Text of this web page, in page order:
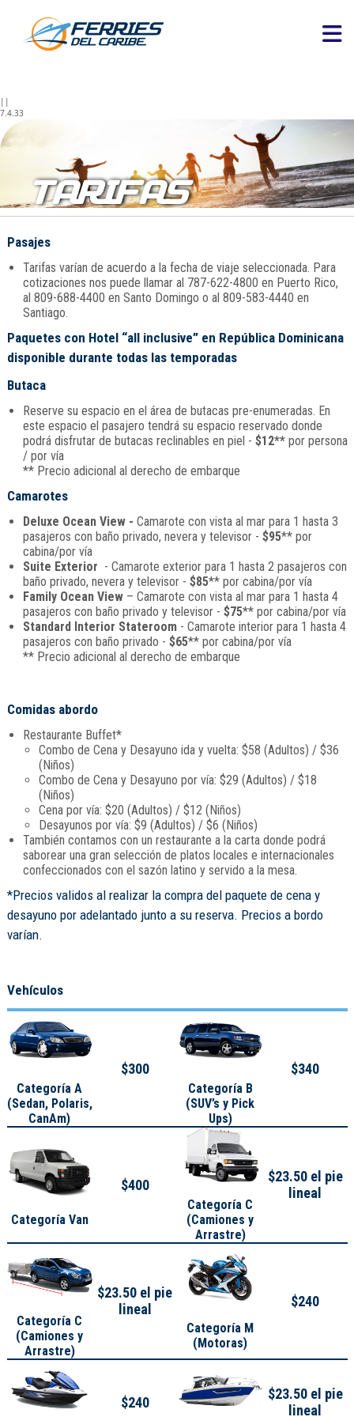
||
7.4.33
TARIFAS
Pasajes
Tarifas varían de acuerdo a la fecha de viaje seleccionada. Para
cotizaciones nos puede llamar al 787-622-4800 en Puerto Rico,
al 809-688-4400 en Santo Domingo o al 809-583-4440 en
Santiago.
Paquetes con Hotel “all inclusive” en República Dominicana
disponible durante todas las temporadas
Butaca
Reserve su espacio en el área de butacas pre-enumeradas. En
este espacio el pasajero tendrá su espacio reservado donde
podrá disfrutar de butacas reclinables en piel - $12**por persona
/ por vía
** Precio adicional al derecho de embarque
Camarotes
Deluxe Ocean View - Camarote con vista al mar para 1 hasta 3
pasajeros con baño privado, nevera y televisor - $95** por
cabina/por vía
Suite Exterior - Camarote exterior para 1 hasta 2 pasajeros con
baño privado, nevera y televisor - $85** por cabina/por vía
Family Ocean View– Camarote con vista al mar para 1 hasta 4
pasajeros con baño privado y televisor - $75** por cabina/por vía
Standard Interior Stateroom- Camarote interior para 1 hasta 4
pasajeros con baño privado - $65** por cabina/por vía
** Precio adicional al derecho de embarque
Comidas abordo
Restaurante Buffet*
Combo de Cena y Desayuno ida y vuelta: $58 (Adultos) / $36
(Niños)
Combo de Cena y Desayuno por vía: $29 (Adultos) / $18
(Niños)
Cena por vía: $20 (Adultos) / $12 (Niños)
Desayunos por vía: $9 (Adultos) / $6 (Niños)
También contamos con un restaurante a la carta donde podrá
saborear una gran selección de platos locales e internacionales
confeccionados con el sazón latino y servido a la mesa.
*Precios validos al realizar la compra del paquete de cena y
desayuno por adelantado junto a su reserva. Precios a bordo
varían.
Vehículos
Categoría A
(Sedan, Polaris,
CanAm)
$300
Categoría B
(SUV’s y Pick
Ups)
$340
Categoría Van
$400
Categoría C
(Camiones y
Arrastre)
$23.50 el pie
lineal
Categoría C
(Camiones y
Arrastre)
$23.50 el pie
lineal
Categoría M
(Motoras)
$240
$240
$23.50 el pie
lineal